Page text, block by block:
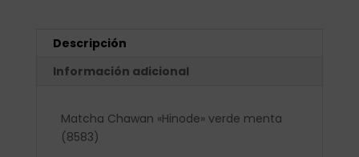
Descripción
Información adicional
Matcha Chawan «Hinode» verde menta
(8583)